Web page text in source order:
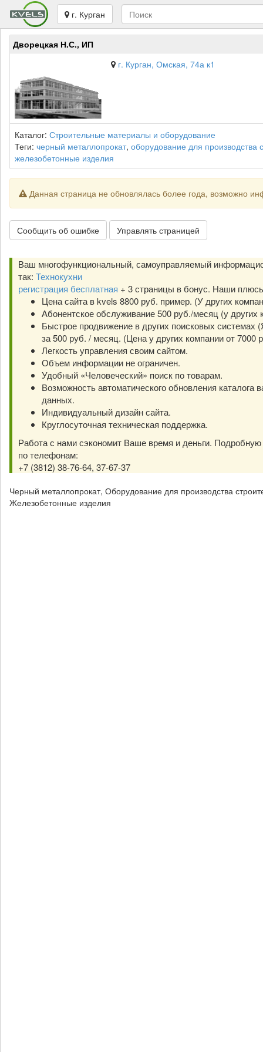
г. Курган
Дворецкая Н.С., ИП
г. Курган, Омская, 74а к1
Каталог: Строительные материалы и оборудование
Теги: черный металлопрокат, оборудование для производства
железобетонные изделия
Данная страница не обновлялась более года, возможно
Сообщить об ошибке Управлять страницей
Ваш многофункциональный, самоуправляемый
так: Технокухни
регистрация бесплатная + 3 страницы в бонус. Наши
Цена сайта в kvels 8800 руб. пример. (У других
Абонентское обслуживание 500 руб./месяц (у других
Быстрое продвижение в других поисковых системах
за 500 руб. / месяц. (Цена у других компании от 7000
Легкость управления своим сайтом.
Объем информации не ограничен.
Удобный «Человеческий» поиск по товарам.
Возможность автоматического обновления каталога
данных.
Индивидуальный дизайн сайта.
Круглосуточная техническая поддержка.
Работа с нами сэкономит Ваше время и деньги.
по телефонам:
+7 (3812) 38-76-64, 37-67-37
Черный металлопрокат, Оборудование для производства
Железобетонные изделия